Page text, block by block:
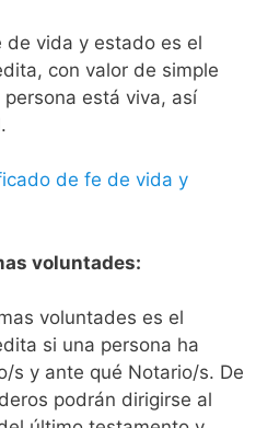
de vida y estado es el
con valor de simple
está viva, así
de fe de vida y
voluntades:
voluntades es el
si una persona ha
s y ante qué Notario/s. De
podrán dirigirse al